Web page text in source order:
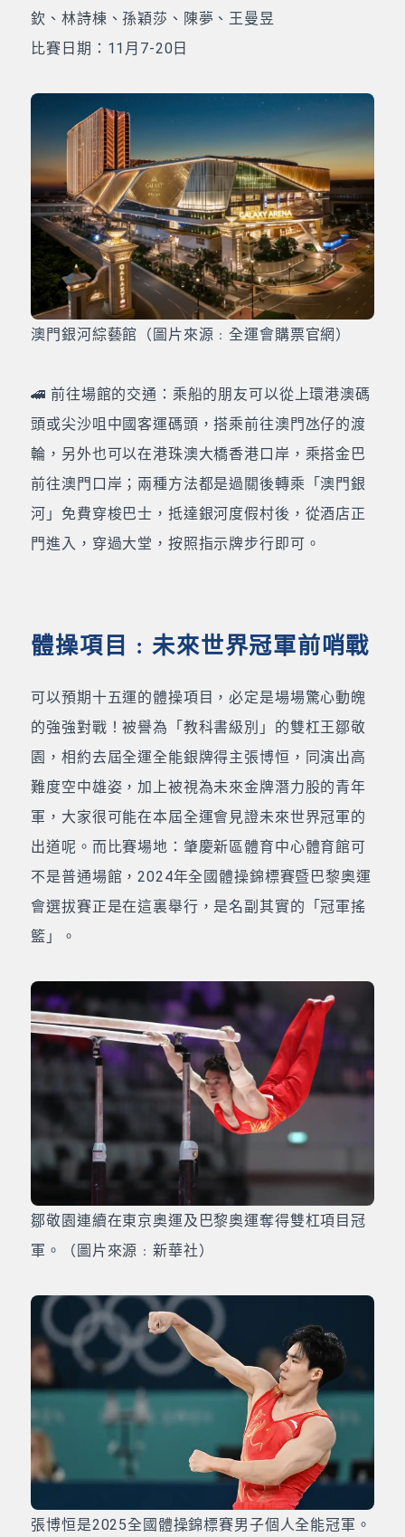
欽、林詩棟、孫穎莎、陳夢、王曼昱
比賽日期：11月7-20日
澳門銀河綜藝館（圖片來源﹕全運會購票官網）
🚄 前往場館的交通：乘船的朋友可以從上環港澳碼
頭或尖沙咀中國客運碼頭，搭乘前往澳門氹仔的渡
輪，另外也可以在港珠澳大橋香港口岸，乘搭金巴
前往澳門口岸；兩種方法都是過關後轉乘「澳門銀
河」免費穿梭巴士，抵達銀河度假村後，從酒店正
門進入，穿過大堂，按照指示牌步行即可。
體操項目﹕未來世界冠軍前哨戰
可以預期十五運的體操項目，必定是場場驚心動魄
的強強對戰！被譽為「教科書級別」的雙杠王鄒敬
園，相約去屆全運全能銀牌得主張博恒，同演出高
難度空中雄姿，加上被視為未來金牌潛力股的青年
軍，大家很可能在本屆全運會見證未來世界冠軍的
出道呢。而比賽場地：肇慶新區體育中心體育館可
不是普通場館，2024年全國體操錦標賽暨巴黎奧運
會選拔賽正是在這裏舉行，是名副其實的「冠軍搖
籃」。
鄒敬園連續在東京奧運及巴黎奧運奪得雙杠項目冠
軍。（圖片來源﹕新華社）
張博恒是2025全國體操錦標賽男子個人全能冠軍。